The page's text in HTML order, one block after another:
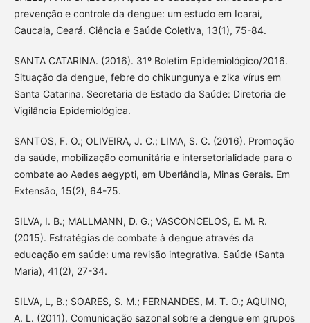
prevenção e controle da dengue: um estudo em Icaraí,
Caucaia, Ceará. Ciência e Saúde Coletiva, 13(1), 75-84.
SANTA CATARINA. (2016). 31º Boletim Epidemiológico/2016.
Situação da dengue, febre do chikungunya e zika vírus em
Santa Catarina. Secretaria de Estado da Saúde: Diretoria de
Vigilância Epidemiológica.
SANTOS, F. O.; OLIVEIRA, J. C.; LIMA, S. C. (2016). Promoção
da saúde, mobilização comunitária e intersetorialidade para o
combate ao Aedes aegypti, em Uberlândia, Minas Gerais. Em
Extensão, 15(2), 64-75.
SILVA, I. B.; MALLMANN, D. G.; VASCONCELOS, E. M. R.
(2015). Estratégias de combate à dengue através da
educação em saúde: uma revisão integrativa. Saúde (Santa
Maria), 41(2), 27-34.
SILVA, L, B.; SOARES, S. M.; FERNANDES, M. T. O.; AQUINO,
A. L. (2011). Comunicação sazonal sobre a dengue em grupos